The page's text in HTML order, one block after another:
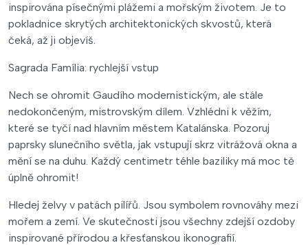
inspirována písečnými plážemi a mořským životem. Je to
pokladnice skrytých architektonických skvostů, která
čeká, až ji objevíš.
Sagrada Família: rychlejší vstup
Nech se ohromit Gaudího modernistickým, ale stále
nedokončeným, mistrovským dílem. Vzhlédni k věžím,
které se tyčí nad hlavním městem Katalánska. Pozoruj
paprsky slunečního světla, jak vstupují skrz vitrážová okna a
mění se na duhu. Každý centimetr téhle baziliky má moc tě
úplně ohromit!
Hledej želvy v patách pilířů. Jsou symbolem rovnováhy mezi
mořem a zemí. Ve skutečnosti jsou všechny zdejší ozdoby
inspirované přírodou a křesťanskou ikonografií.